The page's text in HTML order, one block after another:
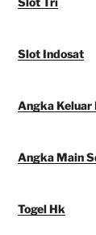
Slot Indosat
Angka Keluar
Angka Main
Togel Hk